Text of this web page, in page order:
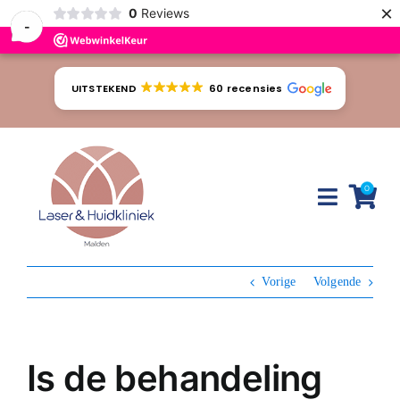
-
0 Reviews ×
UITSTEKEND 60 recensies
Toggle
0
Vorige Volgende
Is de behandeling